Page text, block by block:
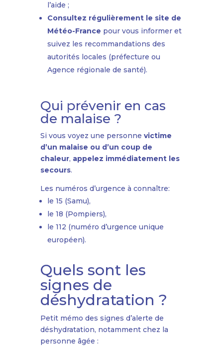
l’aide ;
Consultez régulièrement le site de
Météo-France pour vous informer et
suivez les recommandations des
autorités locales (préfecture ou
Agence régionale de santé).
Qui prévenir en cas
de malaise ?
Si vous voyez une personne victime
d’un malaise ou d’un coup de
chaleur, appelez immédiatement les
secours.
Les numéros d’urgence à connaître:
le 15 (Samu),
le 18 (Pompiers),
le 112 (numéro d’urgence unique
européen).
Quels sont les
signes de
déshydratation ?
Petit mémo des signes d’alerte de
déshydratation, notamment chez la
personne âgée :